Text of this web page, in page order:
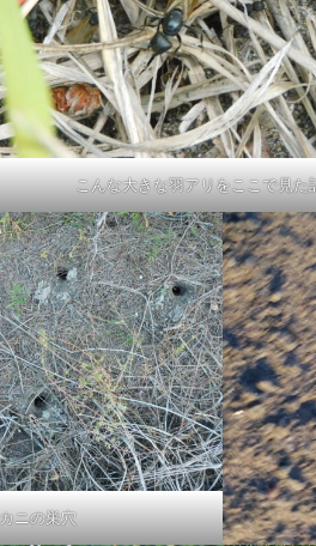
こんな大きな羽アリをここで見た
カニの巣穴